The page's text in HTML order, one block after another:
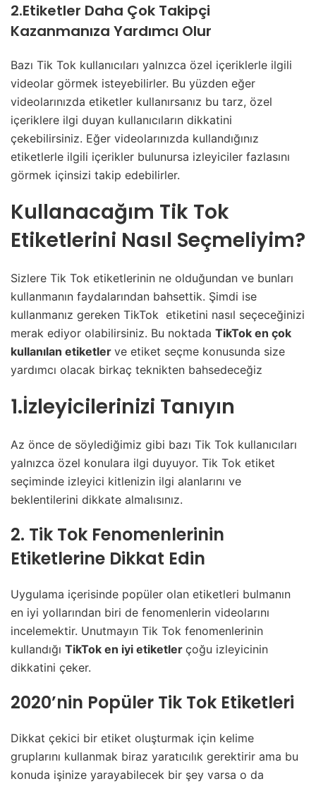
2.Etiketler Daha Çok Takipçi
Kazanmanıza Yardımcı Olur
Bazı Tik Tok kullanıcıları yalnızca özel içeriklerle ilgili
videolar görmek isteyebilirler. Bu yüzden eğer
videolarınızda etiketler kullanırsanız bu tarz, özel
içeriklere ilgi duyan kullanıcıların dikkatini
çekebilirsiniz. Eğer videolarınızda kullandığınız
etiketlerle ilgili içerikler bulunursa izleyiciler fazlasını
görmek içinsizi takip edebilirler.
Kullanacağım Tik Tok
Etiketlerini Nasıl Seçmeliyim?
Sizlere Tik Tok etiketlerinin ne olduğundan ve bunları
kullanmanın faydalarından bahsettik. Şimdi ise
kullanmanız gereken TikTok etiketini nasıl seçeceğinizi
merak ediyor olabilirsiniz. Bu noktada TikTok en çok
kullanılan etiketler ve etiket seçme konusunda size
yardımcı olacak birkaç teknikten bahsedeceğiz
1.İzleyicilerinizi Tanıyın
Az önce de söylediğimiz gibi bazı Tik Tok kullanıcıları
yalnızca özel konulara ilgi duyuyor. Tik Tok etiket
seçiminde izleyici kitlenizin ilgi alanlarını ve
beklentilerini dikkate almalısınız.
2. Tik Tok Fenomenlerinin
Etiketlerine Dikkat Edin
Uygulama içerisinde popüler olan etiketleri bulmanın
en iyi yollarından biri de fenomenlerin videolarını
incelemektir. Unutmayın Tik Tok fenomenlerinin
kullandığı TikTok en iyi etiketler çoğu izleyicinin
dikkatini çeker.
2020’nin Popüler Tik Tok Etiketleri
Dikkat çekici bir etiket oluşturmak için kelime
gruplarını kullanmak biraz yaratıcılık gerektirir ama bu
konuda işinize yarayabilecek bir şey varsa o da